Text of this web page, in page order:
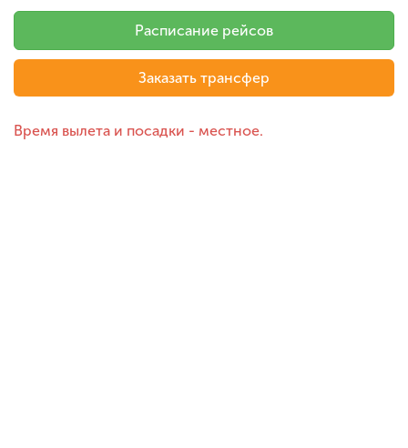
Расписание рейсов
Заказать трансфер
Время вылета и посадки - местное.